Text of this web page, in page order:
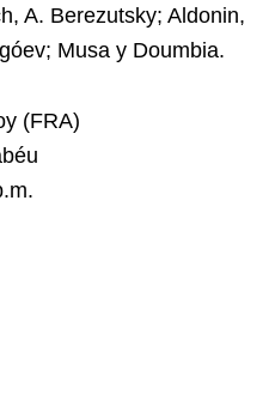
A. Berezutsky; Aldonin,
Musa y Doumbia.
(FRA)